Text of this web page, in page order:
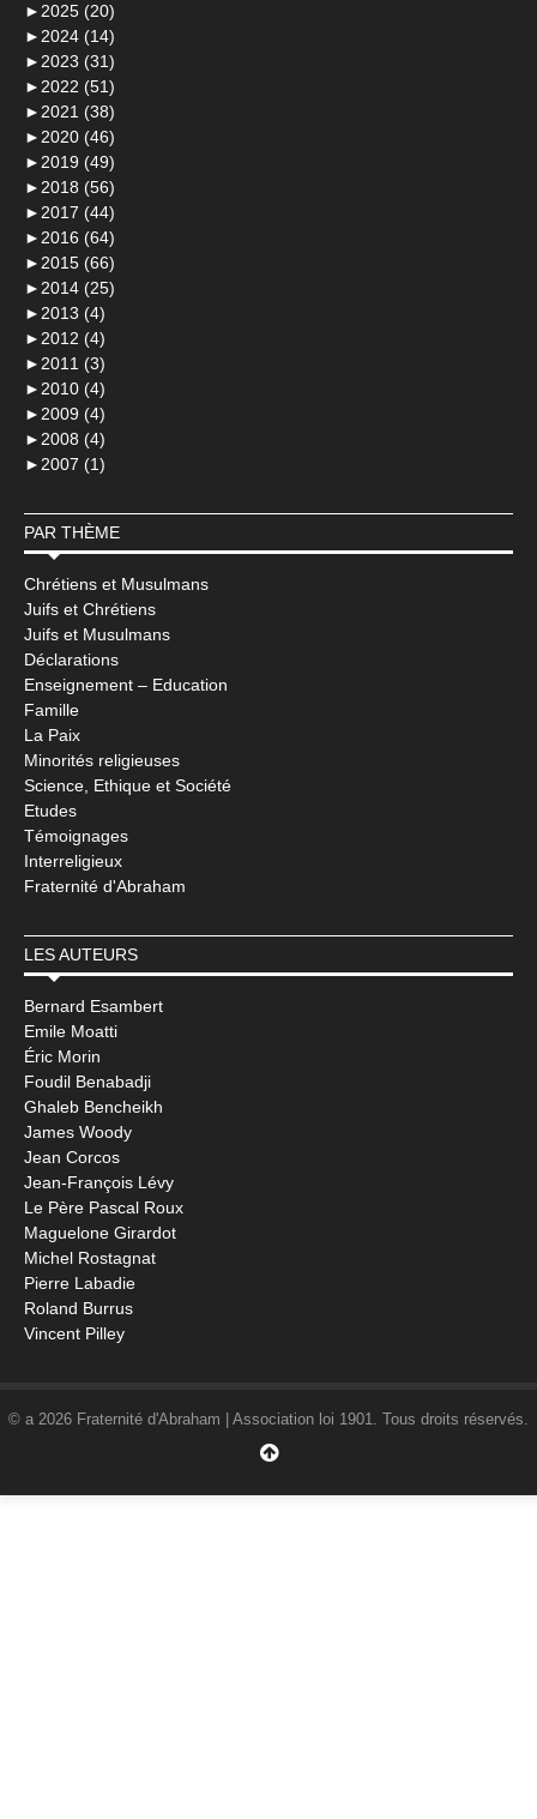
► 2025 (20)
► 2024 (14)
► 2023 (31)
► 2022 (51)
► 2021 (38)
► 2020 (46)
► 2019 (49)
► 2018 (56)
► 2017 (44)
► 2016 (64)
► 2015 (66)
► 2014 (25)
► 2013 (4)
► 2012 (4)
► 2011 (3)
► 2010 (4)
► 2009 (4)
► 2008 (4)
► 2007 (1)
PAR THÈME
Chrétiens et Musulmans
Juifs et Chrétiens
Juifs et Musulmans
Déclarations
Enseignement – Education
Famille
La Paix
Minorités religieuses
Science, Ethique et Société
Etudes
Témoignages
Interreligieux
Fraternité d'Abraham
LES AUTEURS
Bernard Esambert
Emile Moatti
Éric Morin
Foudil Benabadji
Ghaleb Bencheikh
James Woody
Jean Corcos
Jean-François Lévy
Le Père Pascal Roux
Maguelone Girardot
Michel Rostagnat
Pierre Labadie
Roland Burrus
Vincent Pilley
© a 2026 Fraternité d'Abraham | Association loi 1901. Tous droits réservés.